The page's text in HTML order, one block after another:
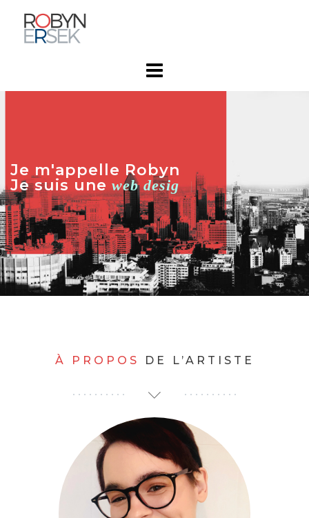
Je m'appelle Robyn
Je suis une web designer |
À PROPOS DE L’ARTISTE